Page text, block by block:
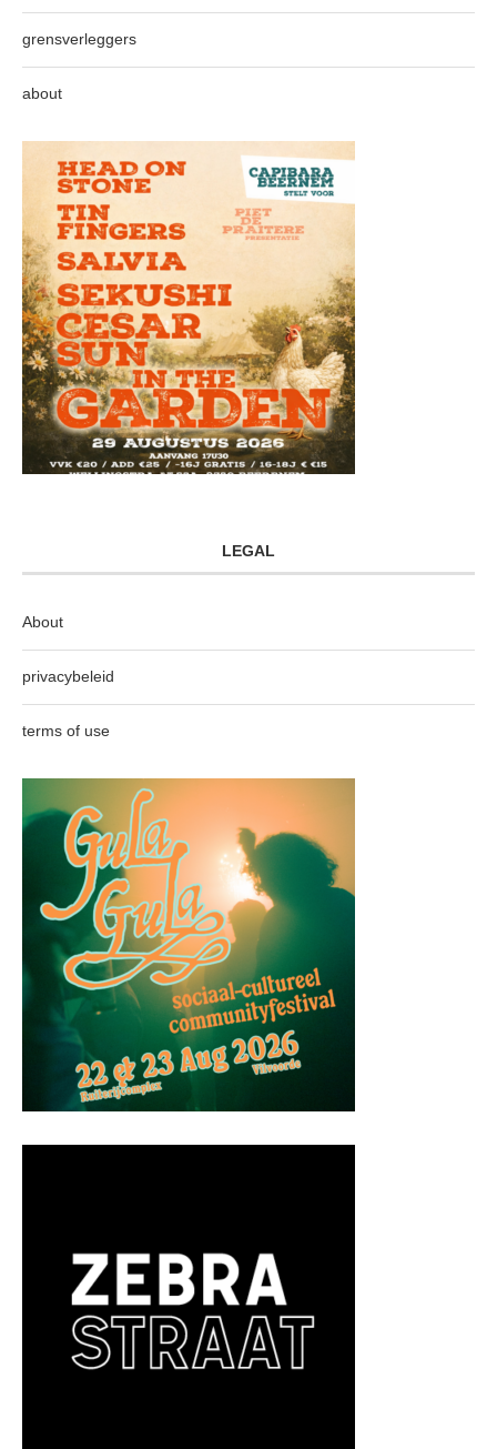
grensverleggers
about
LEGAL
About
privacybeleid
terms of use